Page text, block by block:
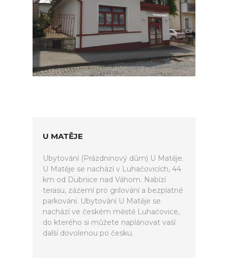
U MATĚJE
Ubytování (Prázdninový dům) U Matěje.
U Matěje se nachází v Luhačovicích, 44
km od Dubnice nad Váhom. Nabízí
terasu, zázemí pro grilování a bezplatné
parkování. Ubytování U Matěje se
nachází ve českém městě Luhačovice,
do kterého si můžete naplánovat vaší
další dovolenou po česku.